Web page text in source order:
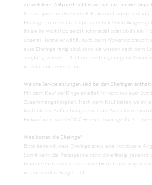
Zu welchem Zeitpunkt sollten wir uns um unsere Ringe
Das ist ganz unterschiedlich. Es kommt nämlich darauf
Eheringe im Atelier nach persönlichen Vorstellungen
ihr sie im Workshop selbst schmiedet oder ob ihr ein
unserer Hersteller wählt. Auch beim Workshop braucht
eure Eheringe fertig sind, denn sie werden nach dem
sorgfältig veredelt. Plant am besten genügend
in Ruhe entstehen kann.
Welche Serviceleistungen sind bei den Eheringen
Mit dem Kauf der Ringe erhaltet ihr nicht nur euer
Zusammengehörigkeit. Nach dem Kauf bieten wir im
kostenlosen Auffrischungsservice an. Ausserdem sind
Einkaufswert von 1 500 CHF eure Trauringe für 3 Jahre
Was kosten die Eheringe?
Bitte bedenkt, dass Eheringe stets eine individuelle
Somit kann die Preisspanne nicht zuverlässig genannt
beraten euch jedoch stets unverbindlich und zeigen
im passenden Budget auf.